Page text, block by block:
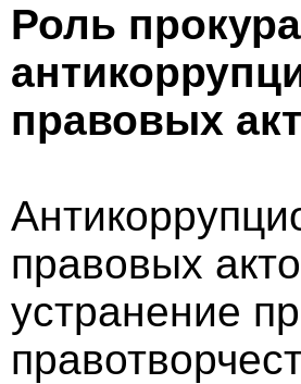
Роль
правовых
правовых
устранение